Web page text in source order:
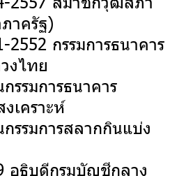
าครัฐ)
2552 กรรมการธนาคาร
งไทย
รรมการธนาคาร
เคราะห์
กรรมการสลากกินแบ่ง
อธิบดีกรมบัญชีกลาง